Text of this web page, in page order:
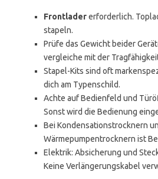
Frontladererforderlich.
stapeln.
Prüfe das Gewicht beider
vergleiche mit der
Stapel-Kits sind oft
dich am Typenschild.
Achte auf Bedienfeld und
Sonst wird die Bedienung
Bei Kondensationstrocknern
Wärmepumpentrocknern ist
Elektrik: Absicherung und
Keine Verlängerungskabel